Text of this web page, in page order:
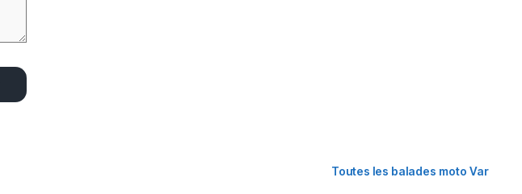
Toutes les balades moto Var